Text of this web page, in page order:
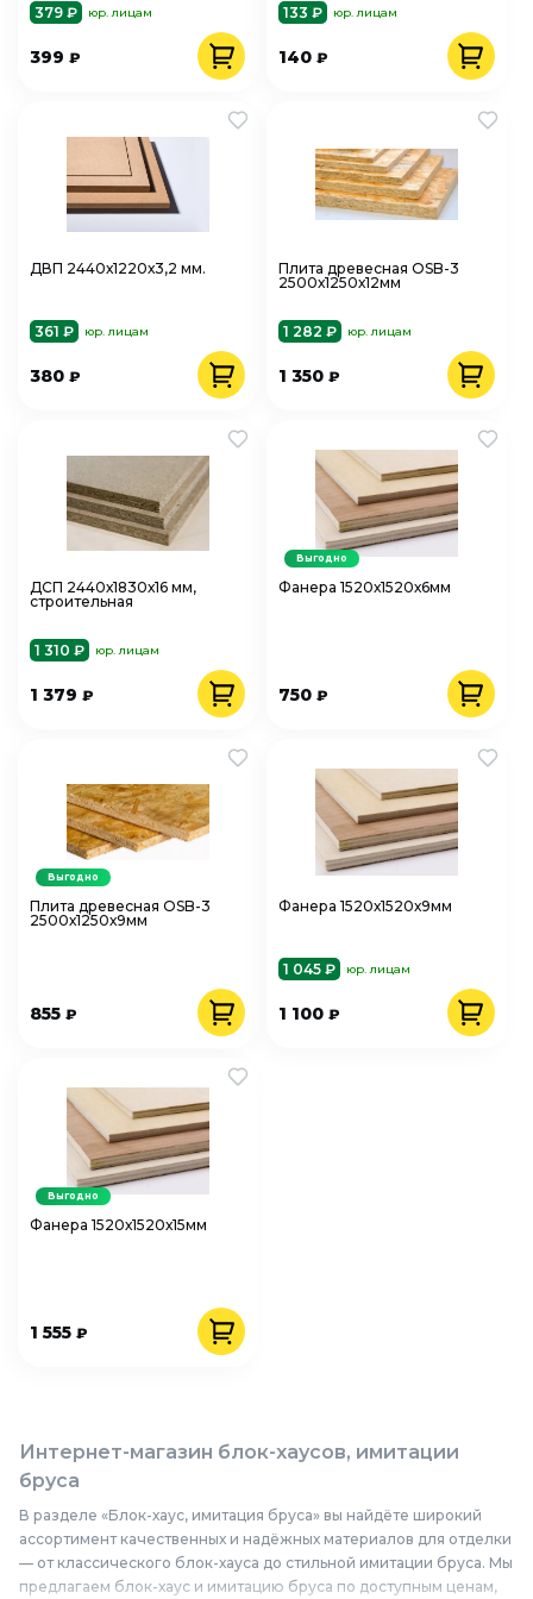
379 ₽ юр. лицам
399 ₽
133 ₽ юр. лицам
140₽
ДВП 2440х1220х3,2 мм.
361 ₽ юр. лицам
380 ₽
Плита древесная OSB-3
2500х1250х12мм
1 282 ₽ юр. лицам
1 350₽
ДСП 2440х1830х16 мм,
строительная
1 310 ₽ юр. лицам
1 379 ₽
Фанера 1520х1520х6мм
750₽
Выгодно
Плита древесная OSB-3
2500х1250х9мм
855 ₽
Выгодно
Фанера 1520х1520х9мм
1 045 ₽ юр. лицам
1 100₽
Фанера 1520х1520х15мм
1 555 ₽
Выгодно
Интернет-магазин блок-хаусов, имитации
бруса
В разделе «Блок-хаус, имитация бруса» вы найдёте широкий
ассортимент качественных и надёжных материалов для отделки
— от классического блок-хауса до стильной имитации бруса. Мы
предлагаем блок-хаус и имитацию бруса по доступным ценам,